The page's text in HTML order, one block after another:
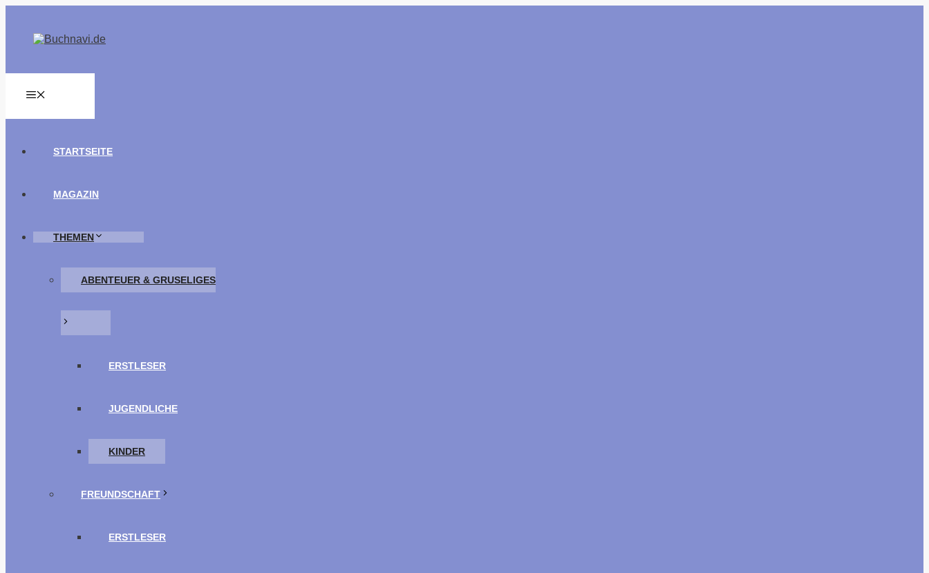
springen
STARTSEITE
MAGAZIN
THEMEN
ABENTEUER & GRUSELIGES
ERSTLESER
JUGENDLICHE
KINDER
FREUNDSCHAFT
ERSTLESER